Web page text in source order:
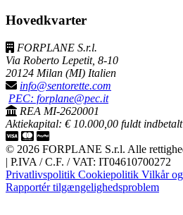
Hovedkvarter
FORPLANE S.r.l.
Via Roberto Lepetit, 8-10
20124 Milan (MI) Italien
info@sentorette.com
PEC: forplane@pec.it
REA MI-2620001
Aktiekapital: € 10.000,00 fuldt indbetalt
© 2026 FORPLANE S.r.l. Alle
| P.IVA / C.F. / VAT: IT04610700272
Privatlivspolitik Cookiepolitik Vilkår
Rapportér tilgængelighedsproblem